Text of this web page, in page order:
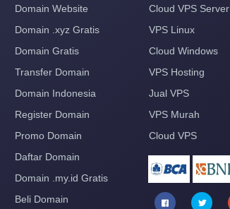
Domain Website
Domain .xyz Gratis
Domain Gratis
Transfer Domain
Domain Indonesia
Register Domain
Promo Domain
Daftar Domain
Domain .my.id Gratis
Beli Domain
Cloud VPS Server
VPS Linux
Cloud Windows
VPS Hosting
Jual VPS
VPS Murah
Cloud VPS